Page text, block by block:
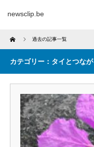
newsclip.be
Home 過去の記事一覧
カテゴリー：タイとつな